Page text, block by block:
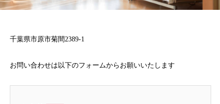
千葉県市原市菊間2389-1
お問い合わせは以下のフォームからお願いいたします